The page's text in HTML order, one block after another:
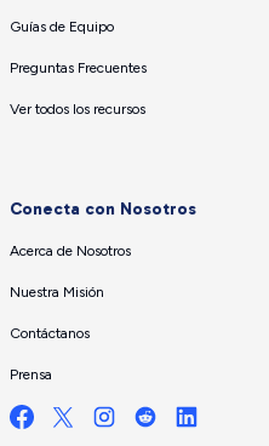
Guías de Equipo
Preguntas Frecuentes
Ver todos los recursos
Conecta con Nosotros
Acerca de Nosotros
Nuestra Misión
Contáctanos
Prensa